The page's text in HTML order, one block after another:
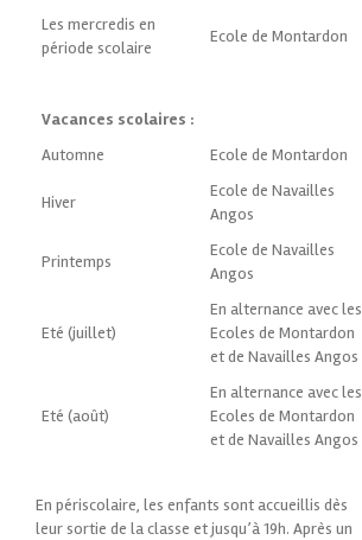
Les mercredis en
période scolaire
Ecole de Montardon
Vacances scolaires :
Automne
Ecole de Montardon
Hiver
Ecole de Navailles
Angos
Printemps
Ecole de Navailles
Angos
Eté (juillet)
En alternance avec les
Ecoles de Montardon
et de Navailles Angos
Eté (août)
En alternance avec les
Ecoles de Montardon
et de Navailles Angos
En périscolaire, les enfants sont accueillis dès
leur sortie de la classe et jusqu’à 19h. Après un